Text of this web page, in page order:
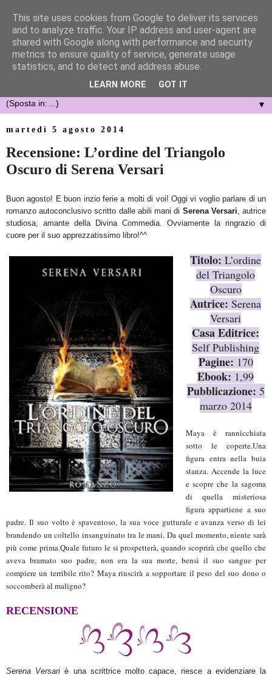
▼
martedì 5 agosto 2014
Recensione: L’ordine del Triangolo
Oscuro di Serena Versari
Buon agosto! E buon inzio ferie a molti di voi! Oggi vi voglio parlare di un
romanzo autoconclusivo scritto dalle abili mani di Serena Versari , autrice
studiosa, amante della Divina Commedia. Ovviamente la ringrazio di
cuore per il suo apprezzatissimo libro!^^
Titolo:L’ordine
del Triangolo
Oscuro
Autrice:Serena
Versari
Casa Editrice:
Self Publishing
Pagine:170
Ebook: 1,99
Pubblicazione: 5
marzo 2014
Maya è rannicchiata
sotto le coperte.Una
figura entra nella buia
stanza. Accende la luce
e scopre che la sagoma
di quella misteriosa
figura appartiene a suo
padre. Il suo volto è spaventoso, la sua voce gutturale e avanza verso di lei
brandendo un coltello insanguinato tra le mani. Da quel momento, niente sarà
più come prima.Quale futuro le si prospetterà, quando scoprirà che quello che
aveva bramato suo padre, non era la sua morte, bensì il suo sangue per
compiere un terribile rito? Maya riuscirà a sopportare il peso del suo dono o
soccomberà al maligno?
RECENSIONE
Serena Versari è una scrittrice molto capace, riesce a evidenziare la
This site uses cookies from Google to deliver its services
and to analyze traffic. Your IP address and user-agent are
shared with Google along with performance and security
metrics to ensure quality of service, generate usage
statistics, and to detect and address abuse.
LEARN MORE GOT IT